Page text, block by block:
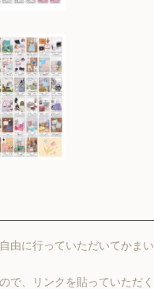
由に行っていただいてかまい
で、リンクを貼っていただく